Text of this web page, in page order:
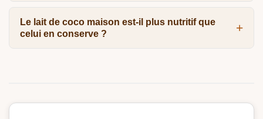
Le lait de coco maison est-il plus nutritif que
celui en conserve ?